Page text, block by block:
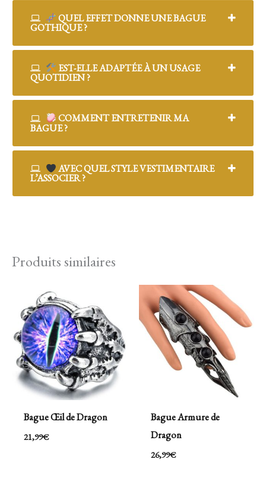
QUEL EFFET DONNE UNE BAGUE
GOTHIQUE ?
EST-ELLE ADAPTÉE À UN USAGE
QUOTIDIEN ?
COMMENT ENTRETENIR MA
BAGUE ?
AVEC QUEL STYLE VESTIMENTAIRE
L’ASSOCIER ?
Produits similaires
Bague Œil de Dragon
21,99€
Bague Armure de
Dragon
26,99€